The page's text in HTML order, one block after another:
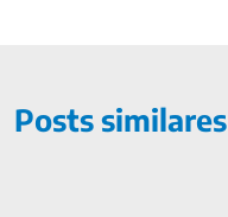
Posts similares